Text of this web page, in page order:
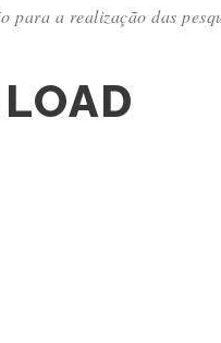
para a realização das